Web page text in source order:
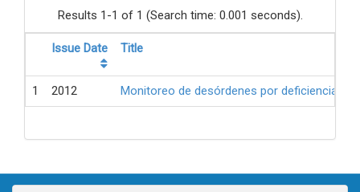
Results 1-1 of 1 (Search time: 0.001 seconds).
Issue Date Title
1 2012 Monitoreo de desórdenes por deficiencia